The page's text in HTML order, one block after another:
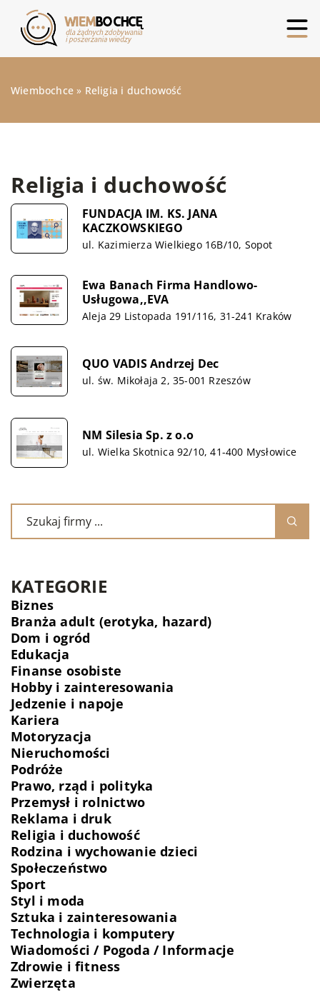
Wiembochce » Religia i duchowość
Religia i duchowość
FUNDACJA IM. KS. JANA
KACZKOWSKIEGO
ul. Kazimierza Wielkiego 16B/10, Sopot
Ewa Banach Firma Handlowo-
Usługowa,,EVA
Aleja 29 Listopada 191/116, 31-241 Kraków
QUO VADIS Andrzej Dec
ul. św. Mikołaja 2, 35-001 Rzeszów
NM Silesia Sp. z o.o
ul. Wielka Skotnica 92/10, 41-400 Mysłowice
KATEGORIE
Biznes
Branża adult (erotyka, hazard)
Dom i ogród
Edukacja
Finanse osobiste
Hobby i zainteresowania
Jedzenie i napoje
Kariera
Motoryzacja
Nieruchomości
Podróże
Prawo, rząd i polityka
Przemysł i rolnictwo
Reklama i druk
Religia i duchowość
Rodzina i wychowanie dzieci
Społeczeństwo
Sport
Styl i moda
Sztuka i zainteresowania
Technologia i komputery
Wiadomości / Pogoda / Informacje
Zdrowie i fitness
Zwierzęta